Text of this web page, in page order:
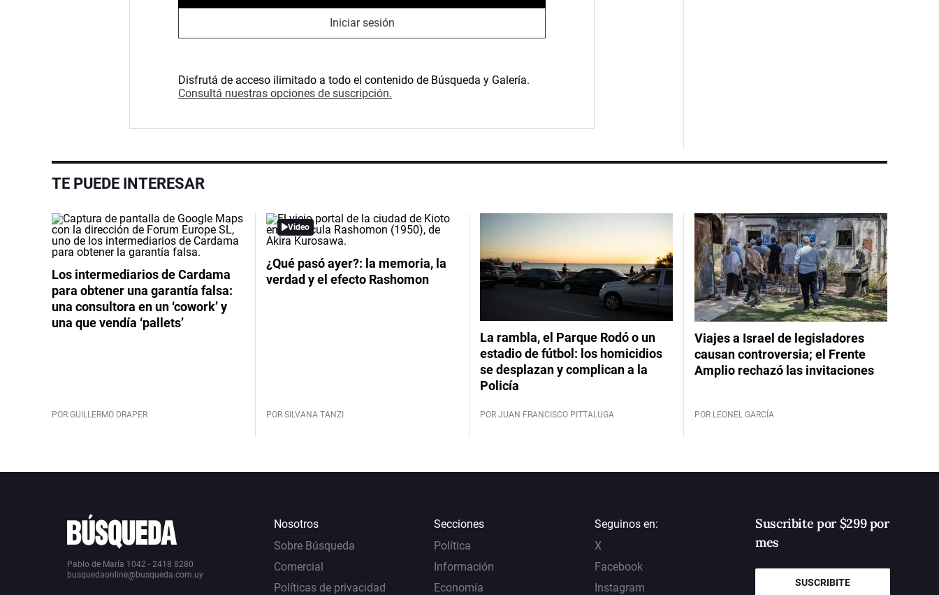
Iniciar sesión
Disfrutá de acceso ilimitado a todo el contenido de Búsqueda y Galería.
Consultá nuestras opciones de suscripción.
TE PUEDE INTERESAR
Los intermediarios de Cardama
para obtener una garantía falsa:
una consultora en un ‘cowork’ y
una que vendía ‘pallets’
POR GUILLERMO DRAPER
Video
¿Qué pasó ayer?: la memoria, la
verdad y el efecto Rashomon
POR SILVANA TANZI
La rambla, el Parque Rodó o un
estadio de fútbol: los homicidios
se desplazan y complican a la
Policía
POR JUAN FRANCISCO PITTALUGA
Viajes a Israel de legisladores
causan controversia; el Frente
Amplio rechazó las invitaciones
POR LEONEL GARCÍA
Pablo de María 1042 - 2418 8280
busquedaonline@busqueda.com.uy
Nosotros
Sobre Búsqueda
Comercial
Políticas de privacidad
Secciones
Política
Información
Economía
Seguinos en:
X
Facebook
Instagram
Suscribite por $299 por
mes
SUSCRIBITE